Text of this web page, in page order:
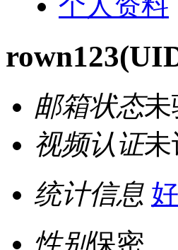
rown123
邮箱状态未
视频认证未
统计信息
性别保密